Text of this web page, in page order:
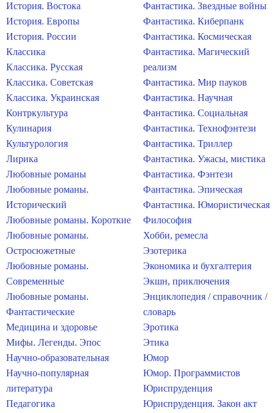
История. Востока
История. Европы
История. России
Классика
Классика. Русская
Классика. Советская
Классика. Украинская
Контркультура
Кулинария
Культурология
Лирика
Любовные романы
Любовные романы.
Исторический
Любовные романы. Короткие
Любовные романы.
Остросюжетные
Любовные романы.
Современные
Любовные романы.
Фантастические
Медицина и здоровье
Мифы. Легенды. Эпос
Научно-образовательная
Научно-популярная
литература
Педагогика
Фантастика. Звездные войны
Фантастика. Киберпанк
Фантастика. Космическая
Фантастика. Магический
реализм
Фантастика. Мир пауков
Фантастика. Научная
Фантастика. Социальная
Фантастика. Технофэнтези
Фантастика. Триллер
Фантастика. Ужасы, мистика
Фантастика. Фэнтези
Фантастика. Эпическая
Фантастика. Юмористическая
Философия
Хобби, ремесла
Эзотерика
Экономика и бухгалтерия
Экшн, приключения
Энциклопедия / справочник /
словарь
Эротика
Этика
Юмор
Юмор. Программистов
Юриспруденция
Юриспруденция. Закон акт